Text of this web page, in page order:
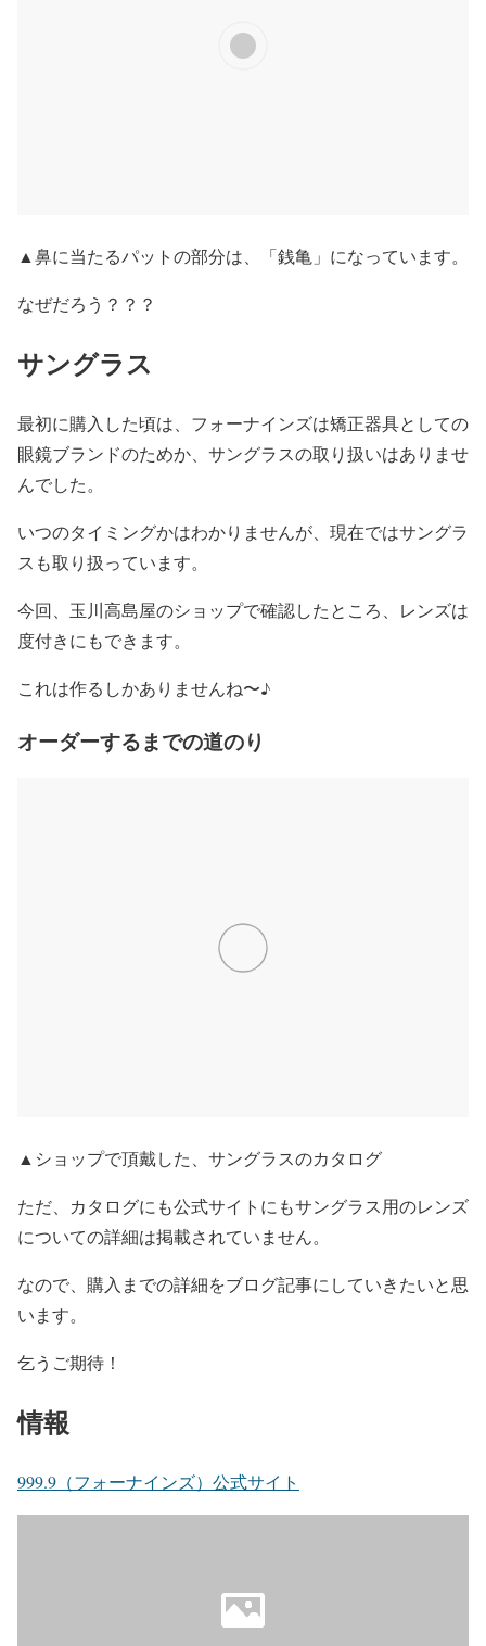
▲鼻に当たるパットの部分は、「銭亀」になっています。
なぜだろう？？？
サングラス
最初に購入した頃は、フォーナインズは矯正器具としての
眼鏡ブランドのためか、サングラスの取り扱いはありませ
んでした。
いつのタイミングかはわかりませんが、現在ではサングラ
スも取り扱っています。
今回、玉川高島屋のショップで確認したところ、レンズは
度付きにもできます。
これは作るしかありませんね〜♪
オーダーするまでの道のり
▲ショップで頂戴した、サングラスのカタログ
ただ、カタログにも公式サイトにもサングラス用のレンズ
についての詳細は掲載されていません。
なので、購入までの詳細をブログ記事にしていきたいと思
います。
乞うご期待！
情報
999.9（フォーナインズ）公式サイト